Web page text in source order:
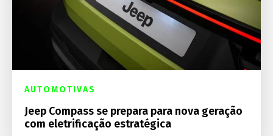
AUTOMOTIVAS
Jeep Compass se prepara para nova geração
com eletrificação estratégica